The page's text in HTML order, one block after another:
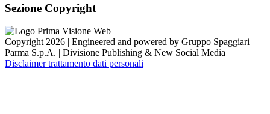
Sezione Copyright
Copyright 2026 | Engineered and powered by Gruppo Spaggiari
Parma S.p.A. | Divisione Publishing & New Social Media
Disclaimer trattamento dati personali